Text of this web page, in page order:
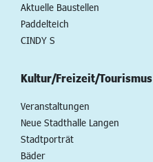
Aktuelle Baustellen
Paddelteich
CINDY S
Kultur/Freizeit/Tourismus
Veranstaltungen
Neue Stadthalle Langen
Stadtporträt
Bäder